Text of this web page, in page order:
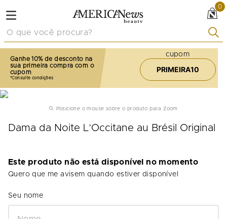
0
Ganhe 10% de desconto na
sua primeira compra com o
cupom
cupom
PRIMEIRA10
Posicione o mouse sobre o produto para Zoom
Dama da Noite L’Occitane au Brésil Original
Este produto não está disponível no momento
Quero que me avisem quando estiver disponível